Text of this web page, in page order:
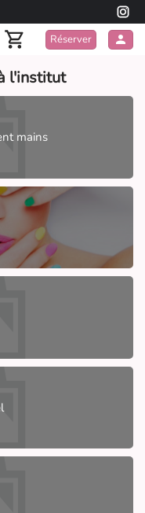
Réserver
l'institut
mains